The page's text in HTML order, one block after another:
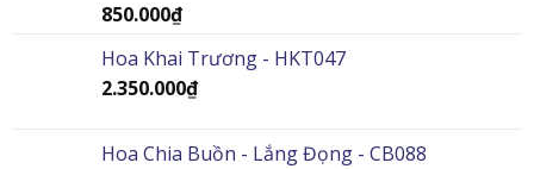
850.000₫
Hoa Khai Trương - HKT047
2.350.000₫
Hoa Chia Buồn - Lắng Đọng - CB088